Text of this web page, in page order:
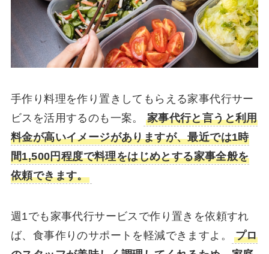
手作り料理を作り置きしてもらえる家事代行サー
ビスを活用するのも一案。
家事代行と言うと利用
料金が高いイメージがありますが、最近では1時
間1,500円程度で料理をはじめとする家事全般を
依頼できます。
週1でも家事代行サービスで作り置きを依頼すれ
ば、食事作りのサポートを軽減できますよ。
プロ